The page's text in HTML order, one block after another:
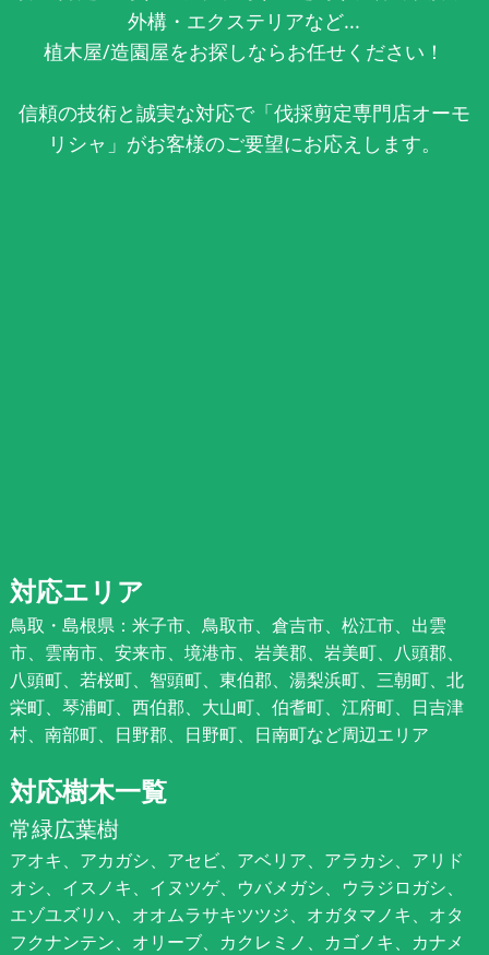
外構・エクステリアなど...
植木屋/造園屋をお探しならお任せください！
信頼の技術と誠実な対応で「伐採剪定専門店オーモ
リシャ」がお客様のご要望にお応えします。
対応エリア
鳥取・島根県：米子市、鳥取市、倉吉市、松江市、出雲
市、雲南市、安来市、境港市、岩美郡、岩美町、八頭郡、
八頭町、若桜町、智頭町、東伯郡、湯梨浜町、三朝町、北
栄町、琴浦町、西伯郡、大山町、伯耆町、江府町、日吉津
村、南部町、日野郡、日野町、日南町など周辺エリア
対応樹木一覧
常緑広葉樹
アオキ、アカガシ、アセビ、アベリア、アラカシ、アリド
オシ、イスノキ、イヌツゲ、ウバメガシ、ウラジロガシ、
エゾユズリハ、オオムラサキツツジ、オガタマノキ、オタ
フクナンテン、オリーブ、カクレミノ、カゴノキ、カナメ